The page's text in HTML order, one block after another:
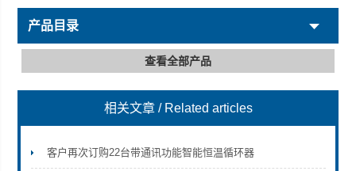
产品目录
查看全部产品
相关文章 / Related articles
客户再次订购22台带通讯功能智能恒温循环器